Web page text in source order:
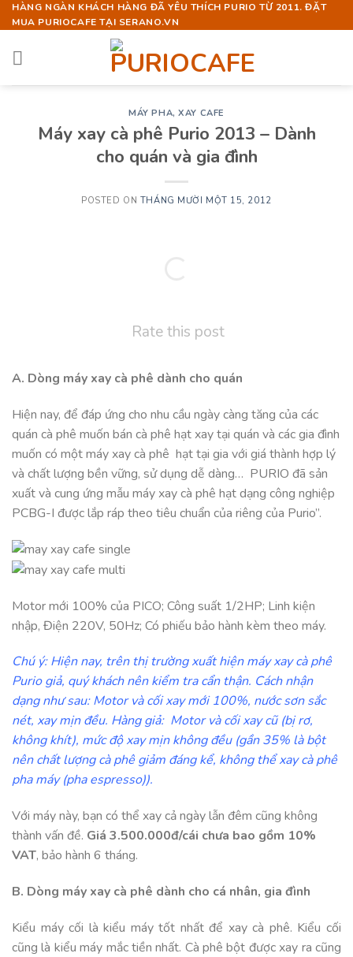
Skip
to
content
HÀNG NGÀN KHÁCH HÀNG ĐÃ YÊU THÍCH PURIO TỪ 2011. ĐẶT
MUA PURIOCAFE TẠI SERANO.VN
MÁY PHA, XAY CAFE
Máy xay cà phê Purio 2013 – Dành
cho quán và gia đình
POSTED ON THÁNG MƯỜI MỘT 15, 2012
Rate this post
A. Dòng máy xay cà phê dành cho quán
Hiện nay, để đáp ứng cho nhu cầu ngày càng tăng của các
quán cà phê muốn bán cà phê hạt xay tại quán và các gia đình
muốn có một máy xay cà phê hạt tại gia với giá thành hợp lý
và chất lượng bền vững, sử dụng dễ dàng… PURIO đã sản
xuất và cung ứng mẫu máy xay cà phê hạt dạng công nghiệp
PCBG-I được lắp ráp theo tiêu chuẩn của riêng của Purio”.
Motor mới 100% của PICO; Công suất 1/2HP; Linh kiện
nhập, Điện 220V, 50Hz; Có phiếu bảo hành kèm theo máy.
Chú ý: Hiện nay, trên thị trường xuất hiện máy xay cà phê
Purio giả, quý khách nên kiểm tra cẩn thận. Cách nhận
dạng như sau: Motor và cối xay mới 100%, nước sơn sắc
nét, xay mịn đều. Hàng giả: Motor và cối xay cũ (bị rơ,
không khít), mức độ xay mịn không đều (gần 35% là bột
nên chất lượng cà phê giảm đáng kể, không thể xay cà phê
pha máy (pha espresso)).
Với máy này, bạn có thể xay cả ngày lẫn đêm cũng không
thành vấn đề. Giá 3.500.000đ/cái chưa bao gồm 10%
VAT, bảo hành 6 tháng.
B. Dòng máy xay cà phê dành cho cá nhân, gia đình
Kiểu máy cối là kiểu máy tốt nhất để xay cà phê. Kiểu cối
cũng là kiểu máy mắc tiền nhất. Cà phê bột được xay ra cũng